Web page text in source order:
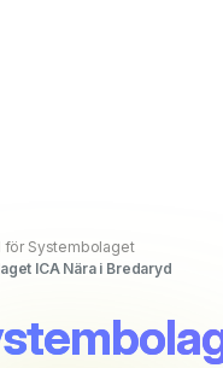
för Systembolaget
ICA Nära i Bredaryd